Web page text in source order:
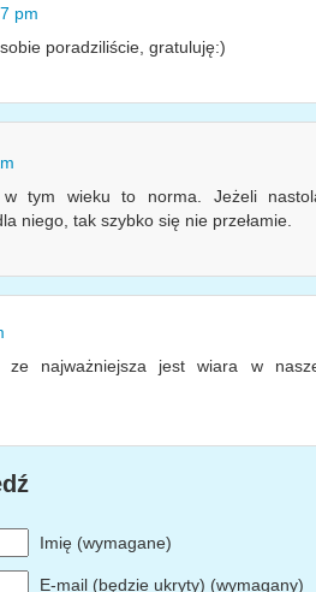
pm
poradziliście, gratuluję:)
w tym wieku to norma. Jeżeli
niego, tak szybko się nie przełamie.
najważniejsza jest wiara w
Imię (wymagane)
E-mail (będzie ukryty) (wymagany)